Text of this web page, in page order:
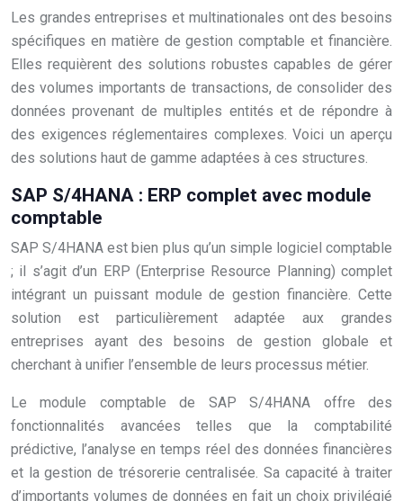
Les grandes entreprises et multinationales ont des besoins
spécifiques en matière de gestion comptable et financière.
Elles requièrent des solutions robustes capables de gérer
des volumes importants de transactions, de consolider des
données provenant de multiples entités et de répondre à
des exigences réglementaires complexes. Voici un aperçu
des solutions haut de gamme adaptées à ces structures.
SAP S/4HANA : ERP complet avec module
comptable
SAP S/4HANA est bien plus qu’un simple logiciel comptable
; il s’agit d’un ERP (Enterprise Resource Planning) complet
intégrant un puissant module de gestion financière. Cette
solution est particulièrement adaptée aux grandes
entreprises ayant des besoins de gestion globale et
cherchant à unifier l’ensemble de leurs processus métier.
Le module comptable de SAP S/4HANA offre des
fonctionnalités avancées telles que la comptabilité
prédictive, l’analyse en temps réel des données financières
et la gestion de trésorerie centralisée. Sa capacité à traiter
d’importants volumes de données en fait un choix privilégié